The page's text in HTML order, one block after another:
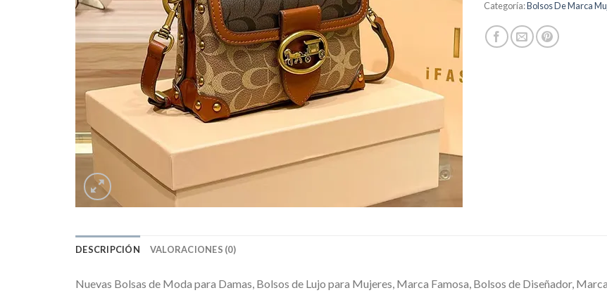
Categoría:Bolsos De Marca
DESCRIPCIÓN VALORACIONES (0)
Nuevas Bolsas de Moda para Damas, Bolsos de Lujo para Mujeres, Marca Famosa, Bolsos de Diseñador,